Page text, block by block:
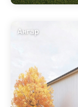
Ангар